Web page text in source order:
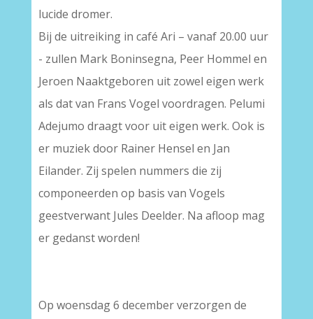
lucide dromer.
Bij de uitreiking in café Ari – vanaf 20.00 uur
- zullen Mark Boninsegna, Peer Hommel en
Jeroen Naaktgeboren uit zowel eigen werk
als dat van Frans Vogel voordragen. Pelumi
Adejumo draagt voor uit eigen werk. Ook is
er muziek door Rainer Hensel en Jan
Eilander. Zij spelen nummers die zij
componeerden op basis van Vogels
geestverwant Jules Deelder. Na afloop mag
er gedanst worden!
Op woensdag 6 december verzorgen de